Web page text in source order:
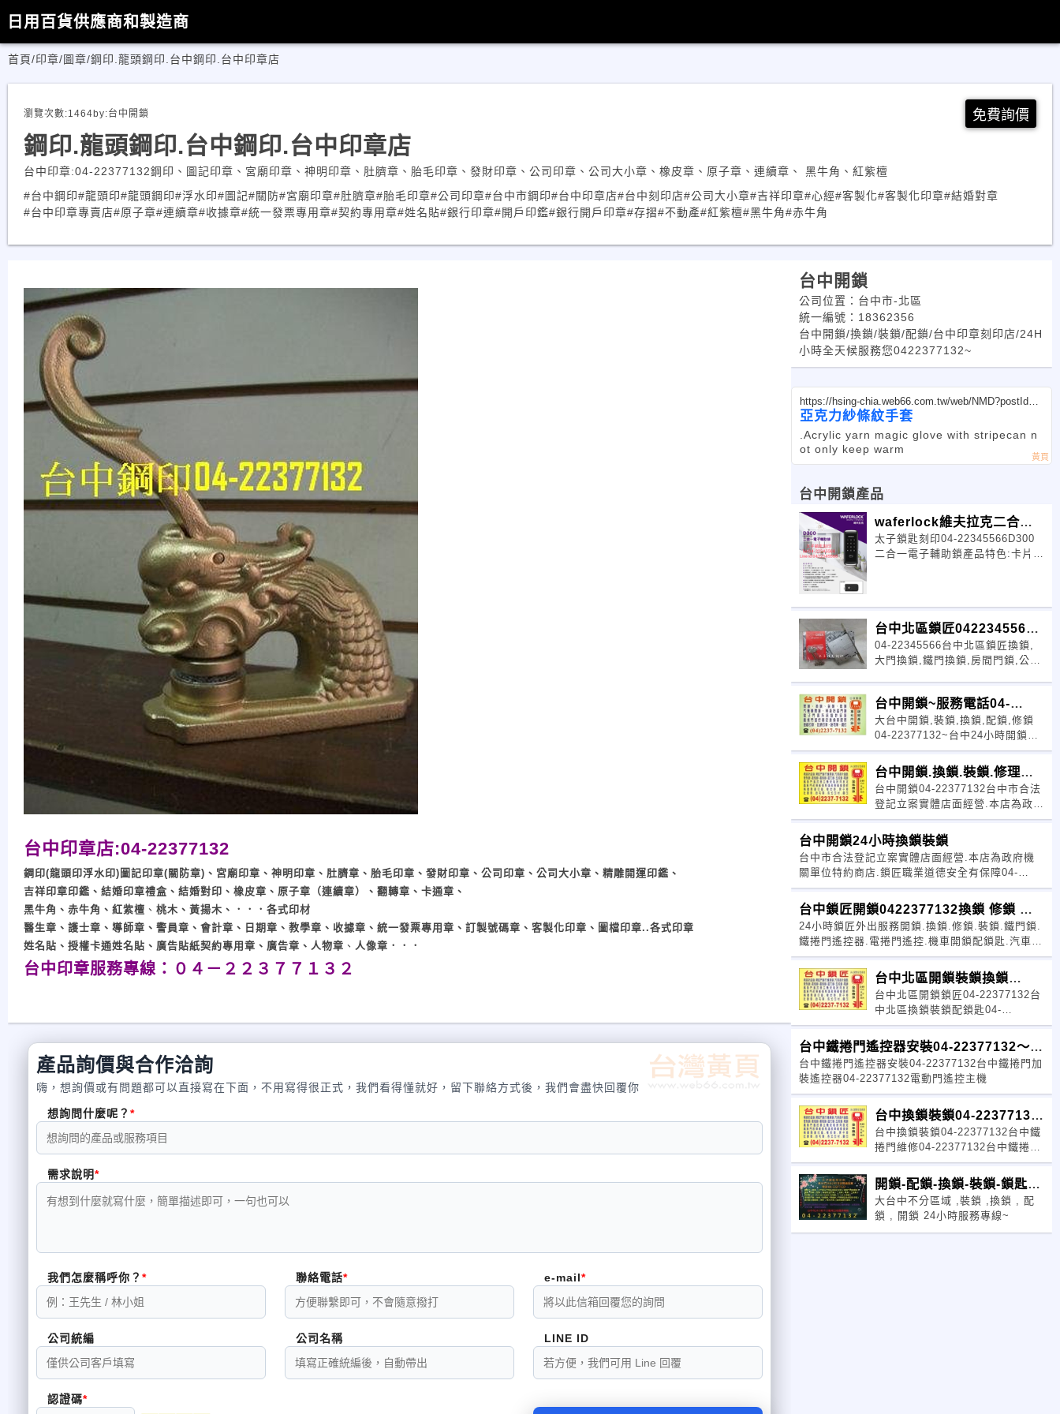
日用百貨供應商和製造商
首頁/印章/圖章/鋼印.龍頭鋼印.台中鋼印.台中印章店
瀏覽次數:1464by:台中開鎖 免費詢價
鋼印.龍頭鋼印.台中鋼印.台中印章店
台中印章:04-22377132鋼印、圖記印章、宮廟印章、神明印章、肚臍章、胎毛印章、發財印章、公司印章、公司大小章、橡皮章、原子章、連續章、 黑牛角、紅紫檀
#台中鋼印#龍頭印#龍頭鋼印#浮水印#圖記#關防#宮廟印章#肚臍章#胎毛印章#公司印章#台中市鋼印#台中印章店#台中刻印店#公司大小章#吉祥印章#心經#客製化#客製化印章#結婚對章
#台中印章專賣店#原子章#連續章#收據章#統一發票專用章#契約專用章#姓名貼#銀行印章#開戶印鑑#銀行開戶印章#存摺#不動產#紅紫檀#黑牛角#赤牛角
台中印章店:04-22377132
鋼印(龍頭印浮水印) 圖記印章(關防章)、 宮廟印章、 神明印章、 肚臍章、胎毛印章、發財印章、 公司印章、公司大小章、 精雕開運印鑑、
吉祥印章印鑑、結婚印章禮盒、結婚對印、 橡皮章、原子章（連續章）、翻轉章、卡通章、
黑牛角、赤牛角、紅紫檀 、 桃木、黃揚木、
．．．各式印材
醫生章、護士章、導師章、警員章、會計章、 日期章、 教學章、 收據章、統一發票專用章、 訂製號碼章、客製化印章、圖檔印章..各式印章
姓名貼、授權卡通姓名貼、廣告貼紙契約專用章、廣告章、人物章 、 人像章 ．．．
台中印章服務專線：０４－２２３７７１３２
產品詢價與合作洽詢
嗨，想詢價或有問題都可以直接寫在下面，不用寫得很正式，我們看得懂就好，留下聯絡方式後，我們會盡快回覆你
想詢問什麼呢？
需求說明
我們怎麼稱呼你？ 聯絡電話 e-mail
公司統編 公司名稱 LINE ID
認證碼
台中開鎖
公司位置：台中市-北區
統一編號：18362356
台中開鎖/換鎖/裝鎖/配鎖/台中印章刻印店/24H
小時全天候服務您0422377132~
https://hsing-chia.web66.com.tw/web/NMD?postId=1
187669
亞克力紗條紋手套
.Acrylic yarn magic glove with stripecan n
ot only keep warm
台中開鎖產品
waferlock維夫拉克二合一
電子輔助鎖
太子鎖匙刻印04-22345566D300
二合一電子輔助鎖產品特色:卡片.
台中北區鎖匠0422345566~
北區開換裝鎖..
04-22345566台中北區鎖匠換鎖,
大門換鎖,鐵門換鎖,房間門鎖,公寓
台中開鎖~服務電話04-
22377132
大台中開鎖,裝鎖,換鎖,配鎖,修鎖
04-22377132~台中24小時開鎖電
話04-22377132
台中開鎖.換鎖.裝鎖.修理鎖
24小時服務
台中開鎖04-22377132台中市合法
登記立案實體店面經營.本店為政府
機關單位特約商店.鎖匠職業道德安
全有保障
台中開鎖24小時換鎖裝鎖
台中市合法登記立案實體店面經營.本店為政府機
關單位特約商店.鎖匠職業道德安全有保障04-
22377132台中開鎖裝鎖換鎖
台中鎖匠開鎖0422377132換鎖 修鎖 裝
鎖
24小時鎖匠外出服務開鎖.換鎖.修鎖.裝鎖.鐵門鎖.
鐵捲門遙控器.電捲門遙控.機車開鎖配鎖匙.汽車開
鎖配鑰匙.機車磁石鎖.
台中北區開鎖裝鎖換鎖
0422377132
台中北區開鎖鎖匠04-22377132台
中北區換鎖裝鎖配鎖匙04-
22377132台中北區換鎖04-
22377132~
台中鐵捲門遙控器安裝04-22377132～
24H
台中鐵捲門遙控器安裝04-22377132台中鐵捲門加
裝遙控器04-22377132電動門遙控主機
台中換鎖裝鎖04-22377132
鐵捲門維修~
台中換鎖裝鎖04-22377132台中鐵
捲門維修04-22377132台中鐵捲門
遙控器04-22377132
開鎖-配鎖-換鎖-裝鎖-鎖匙
行-印章店
大台中不分區域 ,裝鎖 ,換鎖 , 配
鎖 , 開鎖 24小時服務專線~